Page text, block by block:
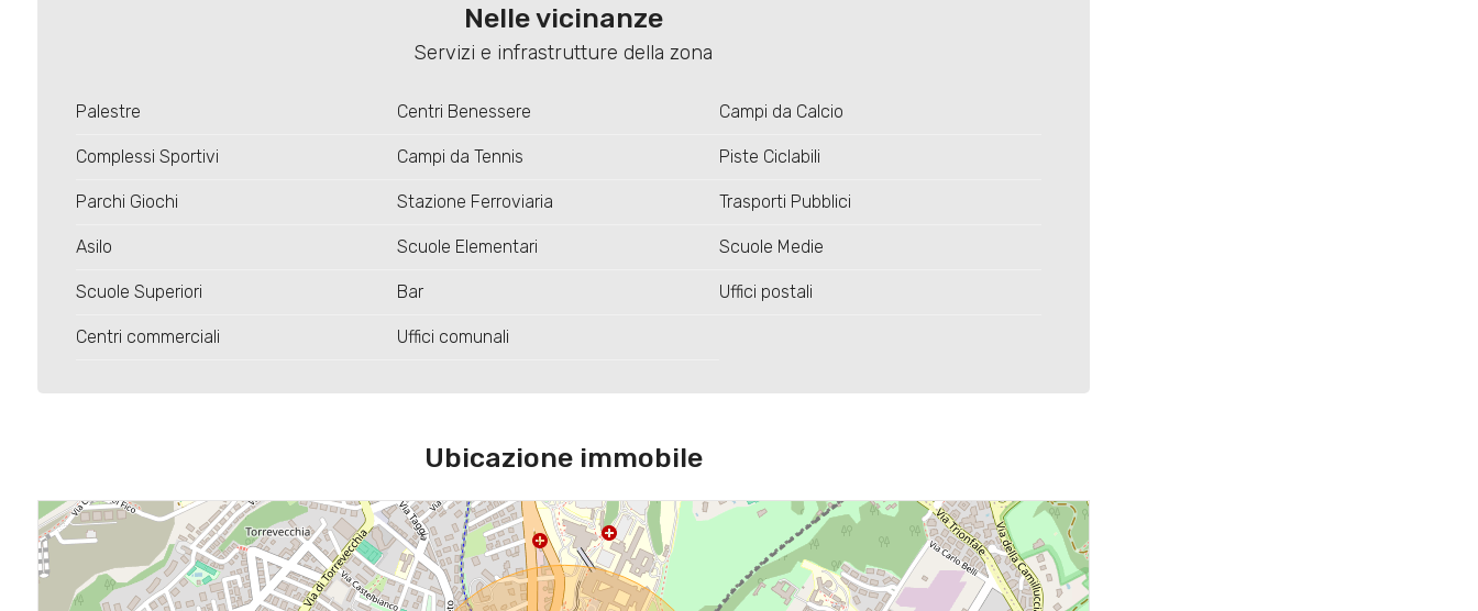
Nelle vicinanze
Servizi e infrastrutture della zona
Palestre Centri Benessere Campi da Calcio
Complessi Sportivi Campi da Tennis Piste Ciclabili
Parchi Giochi Stazione Ferroviaria Trasporti Pubblici
Asilo Scuole Elementari Scuole Medie
Scuole Superiori Bar Uffici postali
Centri commerciali Uffici comunali
Ubicazione immobile
Camere
minime
Qualsiasi
3